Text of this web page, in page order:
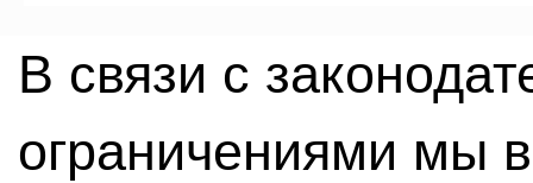
В связи с
ограничениями мы